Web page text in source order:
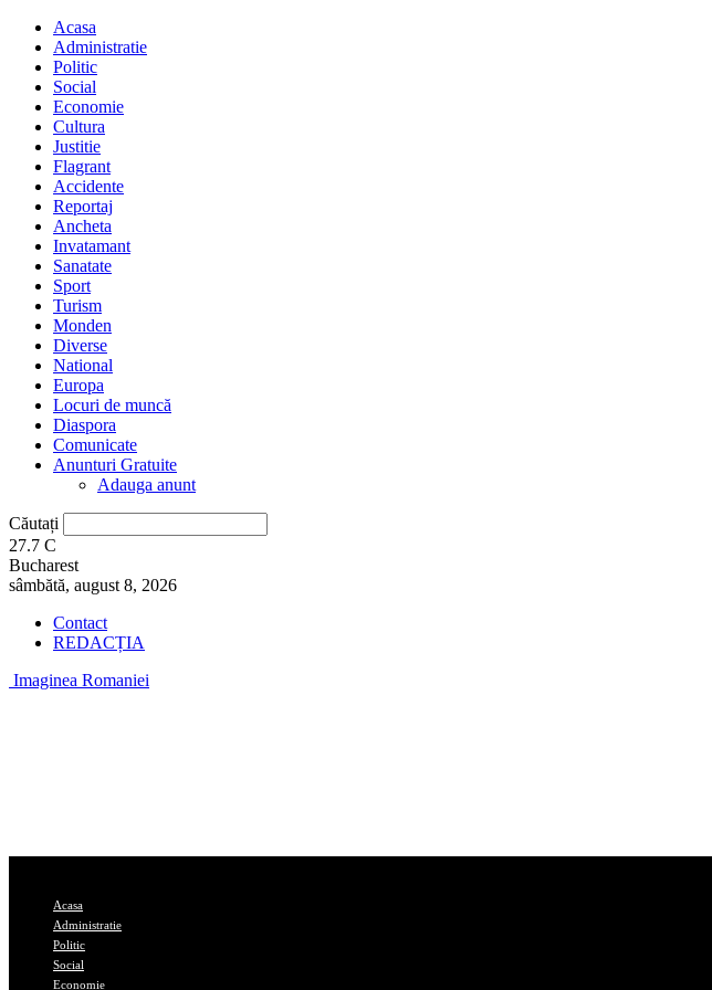
Acasa
Administratie
Politic
Social
Economie
Cultura
Justitie
Flagrant
Accidente
Reportaj
Ancheta
Invatamant
Sanatate
Sport
Turism
Monden
Diverse
National
Europa
Locuri de muncă
Diaspora
Comunicate
Anunturi Gratuite
Adauga anunt
Căutați
27.7 C
Bucharest
sâmbătă, august 8, 2026
Contact
REDACȚIA
Imaginea Romaniei
Acasa
Administratie
Politic
Social
Economie